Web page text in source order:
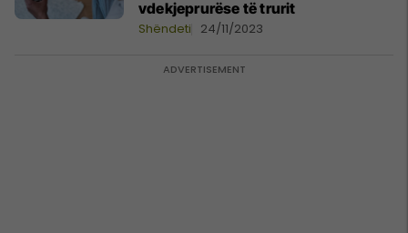
vdekjeprurëse të trurit
Shëndeti 24/11/2023